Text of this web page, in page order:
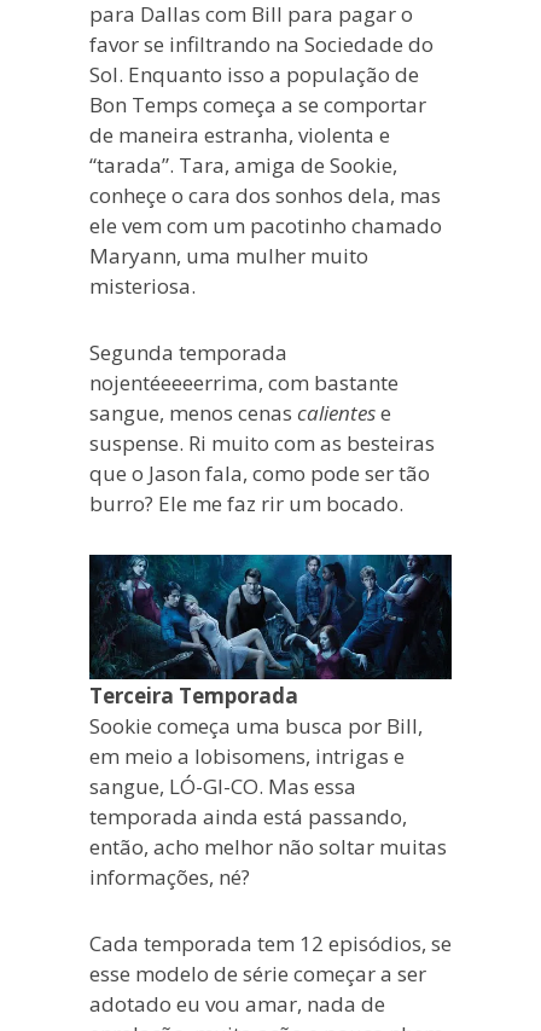
para Dallas com Bill para pagar o
favor se infiltrando na Sociedade do
Sol. Enquanto isso a população de
Bon Temps começa a se comportar
de maneira estranha, violenta e
“tarada”. Tara, amiga de Sookie,
conheçe o cara dos sonhos dela, mas
ele vem com um pacotinho chamado
Maryann, uma mulher muito
misteriosa.
Segunda temporada
nojentéeeeerrima, com bastante
sangue, menos cenas calientese
suspense. Ri muito com as besteiras
que o Jason fala, como pode ser tão
burro? Ele me faz rir um bocado.
Terceira Temporada
Sookie começa uma busca por Bill,
em meio a lobisomens, intrigas e
sangue, LÓ-GI-CO. Mas essa
temporada ainda está passando,
então, acho melhor não soltar muitas
informações, né?
Cada temporada tem 12 episódios, se
esse modelo de série começar a ser
adotado eu vou amar, nada de